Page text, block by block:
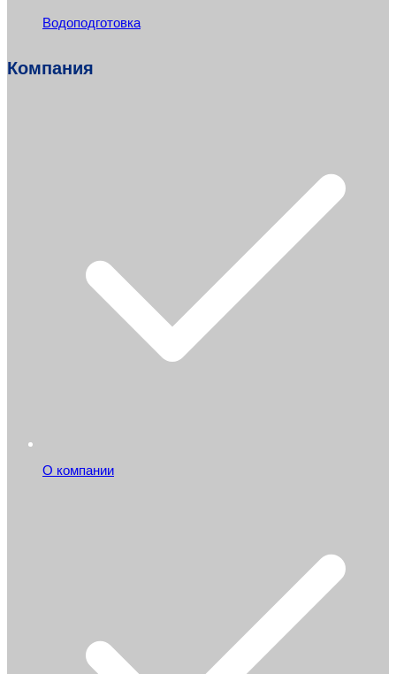
Водоподготовка
Компания
О компании